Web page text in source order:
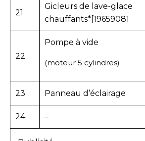
21
Gicleurs de lave-glace
chauffants*[19659081
22
Pompe à vide
(moteur 5 cylindres)
23 Panneau d’éclairage
24 –